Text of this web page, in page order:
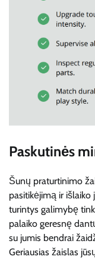
Paskutinės
Šunų praturtinimo
pasitikėjimą ir
turintys galimybę
palaiko geresnę
su jumis bendrai
Geriausias žaislas